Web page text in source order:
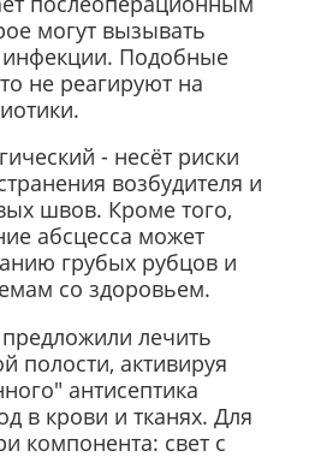
могут вызывать
Подобные
не реагируют на
- несёт риски
возбудителя и
швов. Кроме того,
абсцесса может
грубых рубцов и
со здоровьем.
лечить
полости, активируя
антисептика
в крови и тканях. Для
компонента: свет с